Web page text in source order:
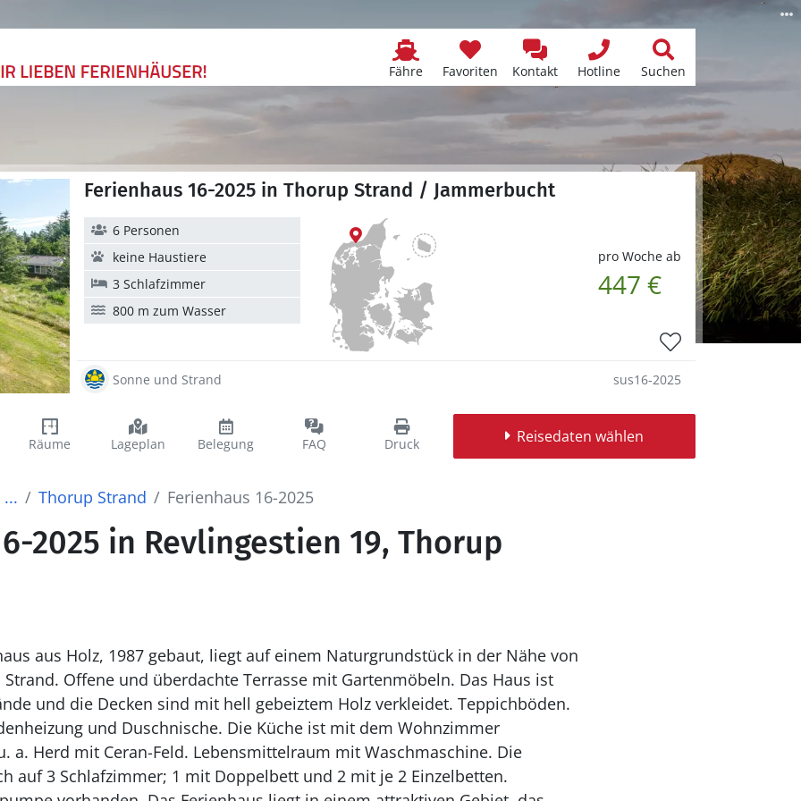
Fähre Favoriten Kontakt Hotline Suchen
Ferienhaus 16-2025 in Thorup Strand / Jammerbucht
pro Woche ab
447 €
6 Personen
keine Haustiere
3 Schlafzimmer
800 m zum Wasser
Sonne und Strand sus16-2025
Räume Lageplan Belegung FAQ Druck Reisedaten wählen
... Thorup Strand Ferienhaus 16-2025
2025 in Revlingestien 19, Thorup
aus Holz, 1987 gebaut, liegt auf einem Naturgrundstück in der Nähe von
Offene und überdachte Terrasse mit Gartenmöbeln. Das Haus ist
und die Decken sind mit hell gebeiztem Holz verkleidet. Teppichböden.
und Duschnische. Die Küche ist mit dem Wohnzimmer
Lebensmittelraum mit Waschmaschine. Die
auf 3 Schlafzimmer; 1 mit Doppelbett und 2 mit je 2 Einzelbetten.